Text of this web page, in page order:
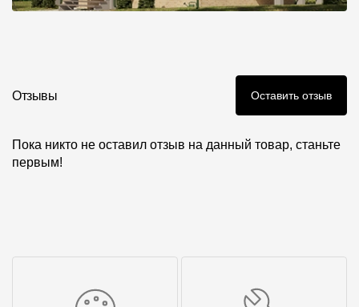
Отзывы Оставить отзыв
Пока никто не оставил отзыв на данный товар, станьте
первым!